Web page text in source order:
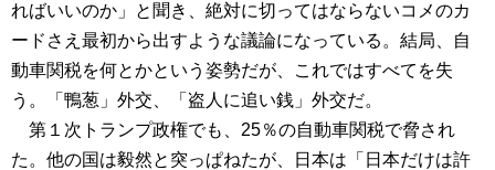
ればいいのか」と聞き、絶対に切ってはならないコメのカ
ードさえ最初から出すような議論になっている。結局、自
動車関税を何とかという姿勢だが、これではすべてを失
う。「鴨葱」外交、「盗人に追い銭」外交だ。
第１次トランプ政権でも、25％の自動車関税で脅され
た。他の国は毅然と突っぱねたが、日本は「日本だけは許